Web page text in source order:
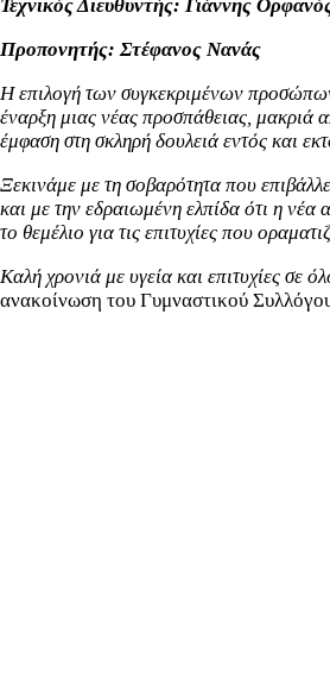
Τεχνικός Διευθυντής: Γιάννης
Προπονητής: Στέφανος Νανάς
Η επιλογή των συγκεκριμένων
έναρξη μιας νέας προσπάθειας, μακριά
έμφαση στη σκληρή δουλειά εντός και
Ξεκινάμε με τη σοβαρότητα που
και με την εδραιωμένη ελπίδα ότι η νέα
το θεμέλιο για τις επιτυχίες που
Καλή χρονιά με υγεία και επιτυχίες σε
ανακοίνωση του Γυμναστικού